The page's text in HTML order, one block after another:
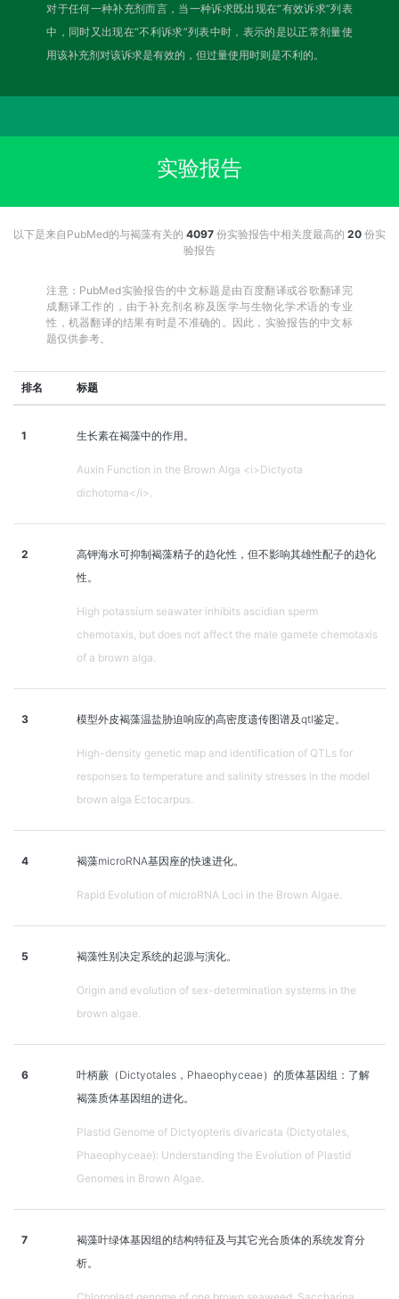
对于任何一种补充剂而言，当一种诉求既出现在“有效诉求”列表
中，同时又出现在“不利诉求”列表中时，表示的是以正常剂量使
用该补充剂对该诉求是有效的，但过量使用时则是不利的。
实验报告
以下是来自PubMed的与褐藻有关的 4097 份实验报告中相关度最高的 20 份实
验报告
注意：PubMed实验报告的中文标题是由百度翻译或谷歌翻译完
成翻译工作的，由于补充剂名称及医学与生物化学术语的专业
性，机器翻译的结果有时是不准确的。因此，实验报告的中文标
题仅供参考。
排名 标题
1 生长素在褐藻中的作用。
Auxin Function in the Brown Alga <i>Dictyota
dichotoma</i>.
2
高钾海水可抑制褐藻精子的趋化性，但不影响其雄性配子的趋化
性。
High potassium seawater inhibits ascidian sperm
chemotaxis, but does not affect the male gamete chemotaxis
of a brown alga.
3 模型外皮褐藻温盐胁迫响应的高密度遗传图谱及qtl鉴定。
High-density genetic map and identification of QTLs for
responses to temperature and salinity stresses in the model
brown alga Ectocarpus.
4 褐藻microRNA基因座的快速进化。
Rapid Evolution of microRNA Loci in the Brown Algae.
5 褐藻性别决定系统的起源与演化。
Origin and evolution of sex-determination systems in the
brown algae.
6
叶柄蕨（Dictyotales，Phaeophyceae）的质体基因组：了解
褐藻质体基因组的进化。
Plastid Genome of Dictyopteris divaricata (Dictyotales,
Phaeophyceae): Understanding the Evolution of Plastid
Genomes in Brown Algae.
7
褐藻叶绿体基因组的结构特征及与其它光合质体的系统发育分
析。